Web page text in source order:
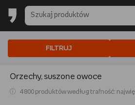
FILTRUJ
Orzechy, suszone owoce
4 800 produktów według trafność: